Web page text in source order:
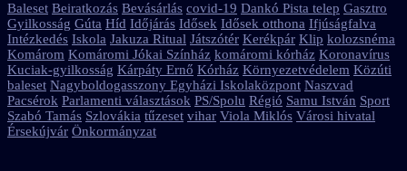
Baleset Beiratkozás Bevásárlás covid-19 Dankó Pista telep Gasztro
Gyilkosság Gúta Híd Időjárás Idősek Idősek otthona Ifjúságfalva
Intézkedés Iskola Jakuza Ritual Játszótér Kerékpár Klip kolozsnéma
Komárom Komáromi Jókai Színház komáromi kórház Koronavírus
Kuciak-gyilkosság Kárpáty Ernő Kórház Környezetvédelem Közúti
baleset Nagyboldogasszony Egyházi Iskolaközpont Naszvad
Pacsérok Parlamenti választások PS/Spolu Régió Samu István Sport
Szabó Tamás Szlovákia tűzeset vihar Viola Miklós Városi hivatal
Érsekújvár Önkormányzat